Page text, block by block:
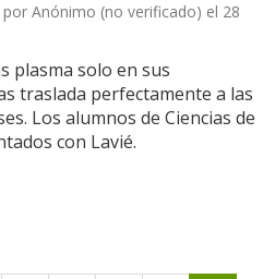
por Anónimo (no verificado) el 28
plasma solo en sus
traslada perfectamente a las
Los alumnos de Ciencias de
con Lavié.